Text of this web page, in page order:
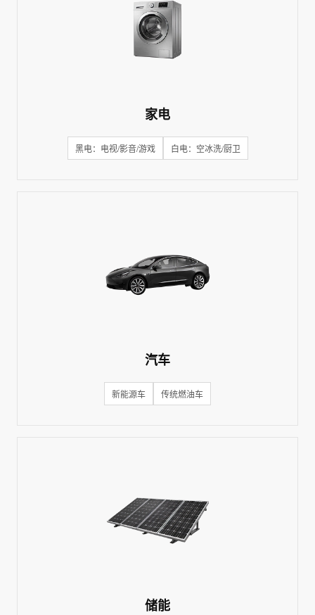
家电
黑电：电视/影音/游戏 白电：空冰洗/厨卫
汽车
新能源车 传统燃油车
储能